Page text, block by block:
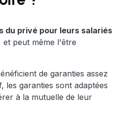
du privé pour leurs salariés
et peut même l'être
de garanties assez
les garanties sont adaptées
à la mutuelle de leur